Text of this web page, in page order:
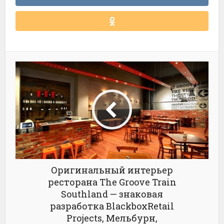
Оригинальный интерьер
ресторана The Groove Train
Southland — знаковая
разработка BlackboxRetail
Projects, Мельбурн,